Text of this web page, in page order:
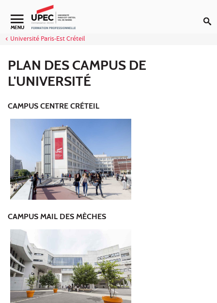
Aller au contenu
MENU
Université Paris-Est Créteil
PLAN DES CAMPUS DE
L'UNIVERSITÉ
CAMPUS CENTRE CRÉTEIL
CAMPUS MAIL DES MÈCHES